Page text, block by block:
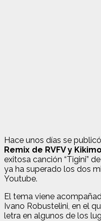
Hace unos días se
Remix de RVFV y
exitosa canción “Tigini”
ya ha superado los dos
Youtube.
El tema viene
Ivano Robustelini, en el
letra en algunos de los